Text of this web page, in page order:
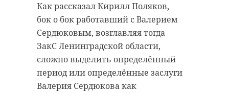
Как рассказал Кирилл Поляков,
бок о бок работавший с Валерием
Сердюковым, возглавляя тогда
ЗакС Ленинградской области,
сложно выделить определённый
период или определённые заслуги
Валерия Сердюкова как
витражи в морском стиле.
Впереди шпаклевка дома,
утепление пенькой,
антибиологическая и
противопожарная обработка.
этом году бельгийские архивы
рассекретят документы 100-
летней давности и, может тогда,
удастся узнать, какой была жизнь
Анны Беквор и других бельгийцев
в Сосновом Бору.